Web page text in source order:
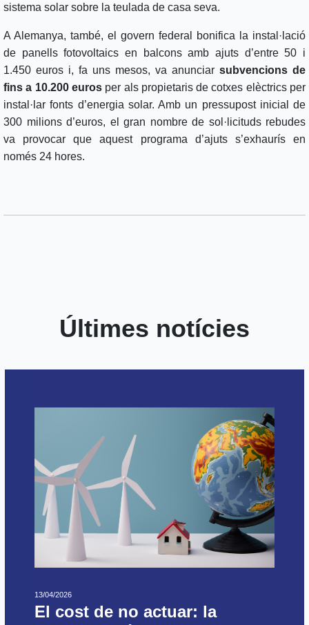
sistema solar sobre la teulada de casa seva.
A Alemanya, també, el govern federal bonifica la instal·lació
de panells fotovoltaics en balcons amb ajuts d’entre 50 i
1.450 euros i, fa uns mesos, va anunciar subvencions de
fins a 10.200 eurosper als propietaris de cotxes elèctrics per
instal·lar fonts d’energia solar. Amb un pressupost inicial de
300 milions d’euros, el gran nombre de sol·licituds rebudes
va provocar que aquest programa d’ajuts s’exhaurís en
només 24 hores.
Últimes notícies
13/04/2026
El cost de no actuar: la